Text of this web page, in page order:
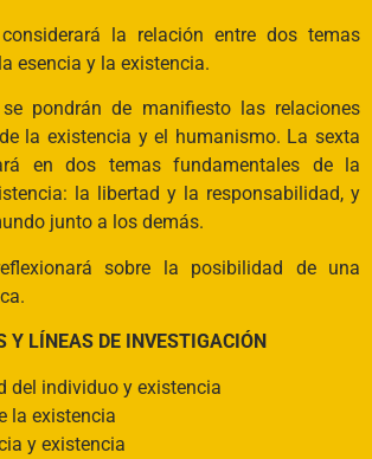
la relación entre dos temas
esencia y la existencia.
pondrán de manifiesto las relaciones
la existencia y el humanismo. La sexta
en dos temas fundamentales de la
la libertad y la responsabilidad, y
junto a los demás.
sobre la posibilidad de una
Y LÍNEAS DE INVESTIGACIÓN
del individuo y existencia
la existencia
y existencia